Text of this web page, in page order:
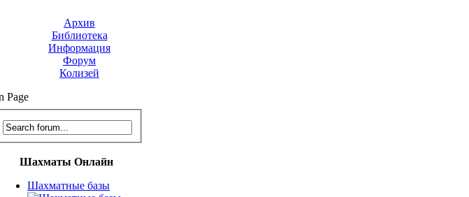
Архив
Библиотека
Информация
Форум
Колизей
Шахматы Онлайн
Шахматные базы